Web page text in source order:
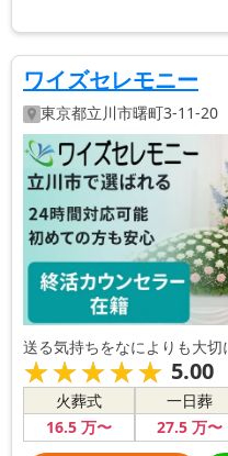
ワイズセレモニー
東京都立川市曙町3-11-20
送る気持ちをなによりも大
★★★★★
★★★★★ 5.00
火葬式
16.5万〜
一日葬
27.5 万〜